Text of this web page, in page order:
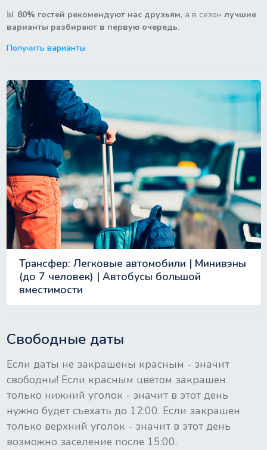
📊 80% гостей рекомендуют нас друзьям, а в сезон лучшие
варианты разбирают в первую очередь.
Получить варианты
Трансфер: Легковые автомобили | Минивэны
(до 7 человек) | Автобусы большой
вместимости
Свободные даты
Если даты не закрашены красным - значит
свободны! Если красным цветом закрашен
только нижний уголок - значит в этот день
нужно будет съехать до 12:00. Если закрашен
только верхний уголок - значит в этот день
возможно заселение после 15:00.